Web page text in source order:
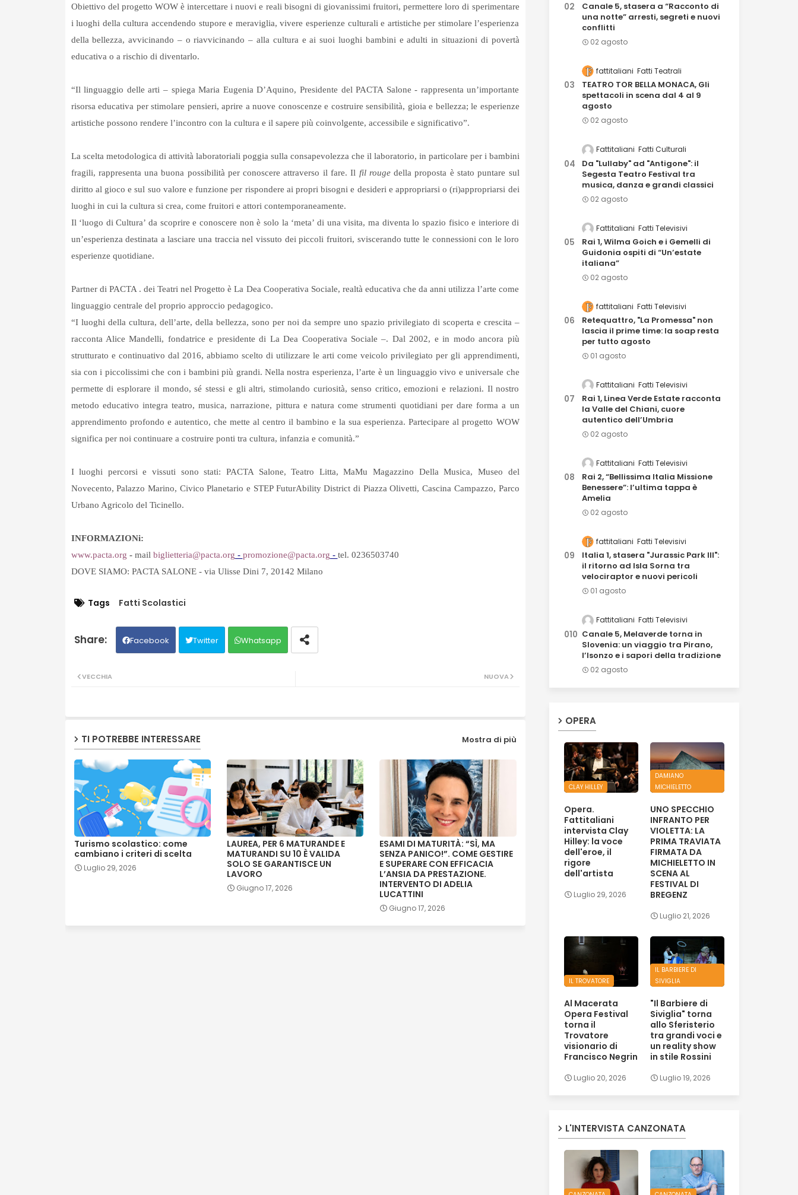
Obiettivo del progetto WOW è intercettare i nuovi e reali bisogni di giovanissimi fruitori, permettere loro di sperimentare
i luoghi della cultura accendendo stupore e meraviglia, vivere esperienze culturali e artistiche per stimolare l’esperienza
della bellezza, avvicinando – o riavvicinando – alla cultura e ai suoi luoghi bambini e adulti in situazioni di povertà
educativa o a rischio di diventarlo.
“Il linguaggio delle arti – spiega Maria Eugenia D’Aquino, Presidente del PACTA Salone - rappresenta un’importante
risorsa educativa per stimolare pensieri, aprire a nuove conoscenze e costruire sensibilità, gioia e bellezza; le esperienze
artistiche possono rendere l’incontro con la cultura e il sapere più coinvolgente, accessibile e significativo”.
La scelta metodologica di attività laboratoriali poggia sulla consapevolezza che il laboratorio, in particolare per i bambini
fragili, rappresenta una buona possibilità per conoscere attraverso il fare. Il fil rougedella proposta è stato puntare sul
diritto al gioco e sul suo valore e funzione per rispondere ai propri bisogni e desideri e appropriarsi o (ri)appropriarsi dei
luoghi in cui la cultura si crea, come fruitori e attori contemporaneamente.
Il ‘luogo di Cultura’ da scoprire e conoscere non è solo la ‘meta’ di una visita, ma diventa lo spazio fisico e interiore di
un’esperienza destinata a lasciare una traccia nel vissuto dei piccoli fruitori, sviscerando tutte le connessioni con le loro
esperienze quotidiane.
Partner di PACTA . dei Teatri nel Progetto è La Dea Cooperativa Sociale, realtà educativa che da anni utilizza l’arte come
linguaggio centrale del proprio approccio pedagogico.
“I luoghi della cultura, dell’arte, della bellezza, sono per noi da sempre uno spazio privilegiato di scoperta e crescita –
racconta Alice Mandelli, fondatrice e presidente di La Dea Cooperativa Sociale –. Dal 2002, e in modo ancora più
strutturato e continuativo dal 2016, abbiamo scelto di utilizzare le arti come veicolo privilegiato per gli apprendimenti,
sia con i piccolissimi che con i bambini più grandi. Nella nostra esperienza, l’arte è un linguaggio vivo e universale che
permette di esplorare il mondo, sé stessi e gli altri, stimolando curiosità, senso critico, emozioni e relazioni. Il nostro
metodo educativo integra teatro, musica, narrazione, pittura e natura come strumenti quotidiani per dare forma a un
apprendimento profondo e autentico, che mette al centro il bambino e la sua esperienza. Partecipare al progetto WOW
significa per noi continuare a costruire ponti tra cultura, infanzia e comunità.”
I luoghi percorsi e vissuti sono stati: PACTA Salone, Teatro Litta, MaMu Magazzino Della Musica, Museo del
Novecento, Palazzo Marino, Civico Planetario e STEP FuturAbility District di Piazza Olivetti, Cascina Campazzo, Parco
Urbano Agricolo del Ticinello.
INFORMAZIONi:
www.pacta.org -mail biglietteria@pacta.org - promozione@pacta.org - tel. 0236503740
DOVE SIAMO: PACTA SALONE - via Ulisse Dini 7, 20142 Milano
Tags Fatti Scolastici
Facebook Twitter Whatsapp
NUOVA
VECCHIA
TI POTREBBE INTERESSARE Mostra di più
Turismo scolastico: come
cambiano i criteri di scelta
Luglio 29, 2026
LAUREA, PER 6 MATURANDE E
MATURANDI SU 10 È VALIDA
SOLO SE GARANTISCE UN
LAVORO
Giugno 17, 2026
ESAMI DI MATURITÀ: “SÌ, MA
SENZA PANICO!”. COME GESTIRE
E SUPERARE CON EFFICACIA
L’ANSIA DA PRESTAZIONE.
INTERVENTO DI ADELIA
LUCATTINI
Giugno 17, 2026
Canale 5, stasera a “Racconto di
una notte” arresti, segreti e nuovi
conflitti
02 agosto
fattitaliani Fatti Teatrali
TEATRO TOR BELLA MONACA, Gli
spettacoli in scena dal 4 al 9
agosto
02 agosto
Fattitaliani Fatti Culturali
Da "Lullaby" ad "Antigone": il
Segesta Teatro Festival tra
musica, danza e grandi classici
02 agosto
Fattitaliani Fatti Televisivi
Rai 1, Wilma Goich e i Gemelli di
Guidonia ospiti di “Un’estate
italiana”
02 agosto
fattitaliani Fatti Televisivi
Retequattro, "La Promessa" non
lascia il prime time: la soap resta
per tutto agosto
01 agosto
Fattitaliani Fatti Televisivi
Rai 1, Linea Verde Estate racconta
la Valle del Chiani, cuore
autentico dell’Umbria
02 agosto
Fattitaliani Fatti Televisivi
Rai 2, “Bellissima Italia Missione
Benessere”: l’ultima tappa è
Amelia
02 agosto
fattitaliani Fatti Televisivi
Italia 1, stasera "Jurassic Park III":
il ritorno ad Isla Sorna tra
velociraptor e nuovi pericoli
01 agosto
Fattitaliani Fatti Televisivi
Canale 5, Melaverde torna in
Slovenia: un viaggio tra Pirano,
l’Isonzo e i sapori della tradizione
02 agosto
OPERA
CLAY HILLEY
Opera.
Fattitaliani
intervista Clay
Hilley: la voce
dell'eroe, il
rigore
dell'artista
Luglio 29, 2026
DAMIANO
MICHIELETTO
UNO SPECCHIO
INFRANTO PER
VIOLETTA: LA
PRIMA TRAVIATA
FIRMATA DA
MICHIELETTO IN
SCENA AL
FESTIVAL DI
BREGENZ
Luglio 21, 2026
IL TROVATORE
Al Macerata
Opera Festival
torna il
Trovatore
visionario di
Francisco Negrin
Luglio 20, 2026
IL BARBIERE DI
SIVIGLIA
"Il Barbiere di
Siviglia" torna
allo Sferisterio
tra grandi voci e
un reality show
in stile Rossini
Luglio 19, 2026
L'INTERVISTA CANZONATA